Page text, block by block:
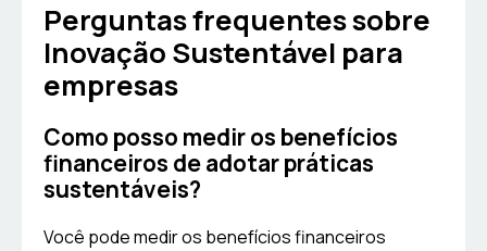
Perguntas frequentes sobre
Inovação Sustentável para
empresas
Como posso medir os benefícios
financeiros de adotar práticas
sustentáveis?
Você pode medir os benefícios financeiros